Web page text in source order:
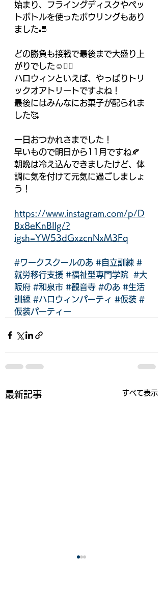
始まり、フライングディスクやペッ
トボトルを使ったボウリングもあり
ました🎳
どの勝負も接戦で最後まで大盛り上
がりでした☺️❤️‍🔥
ハロウィンといえば、やっぱりトリ
ックオアトリートですよね！
最後にはみんなにお菓子が配られま
した🥰
一日おつかれさまでした！
早いもので明日から11月ですね🍂
朝晩は冷え込んできましたけど、体
調に気を付けて元気に過ごしましょ
う！
https://www.instagram.com/p/D
Bx8eKnBIlg/?
igsh=YW53dGxzcnNxM3Fq
#ワークスクールのあ #自立訓練 #
就労移行支援 #福祉型専門学院
#大
阪府 #和泉市 #観音寺 #のあ #生活
訓練 #ハロウィンパーティ #仮装 #
仮装パーティー
最新記事 すべて表示